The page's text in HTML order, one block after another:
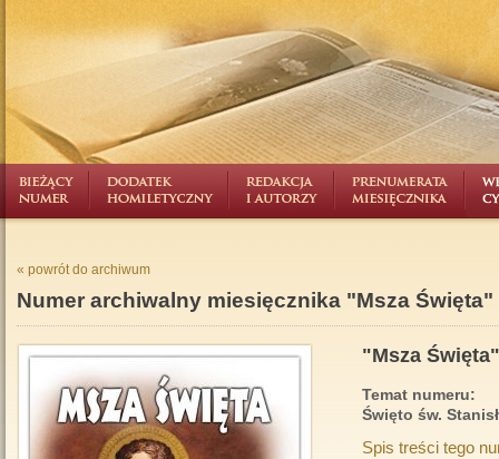
« powrót do archiwum
Numer archiwalny miesięcznika "Msza Święta"
"Msza
Temat numeru:
Święto św.
Spis treści tego